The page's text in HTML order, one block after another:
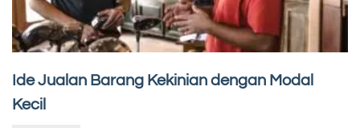
Ide Jualan Barang Kekinian dengan Modal
Kecil